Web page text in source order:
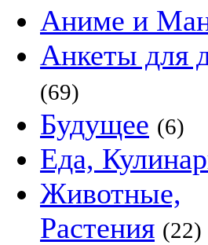
Аниме и
Анкеты для
(69)
Будущее (6)
Еда,
Животные,
Растения (22)